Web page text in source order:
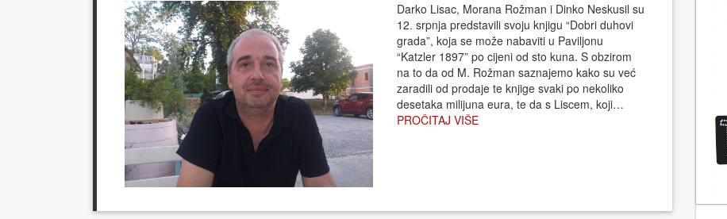
Darko Lisac, Morana Rožman i Dinko Neskusil su
12. srpnja predstavili svoju knjigu “Dobri duhovi
grada”, koja se može nabaviti u Paviljonu
“Katzler 1897” po cijeni od sto kuna. S obzirom
na to da od M. Rožman saznajemo kako su već
zaradili od prodaje te knjige svaki po nekoliko
desetaka milijuna eura, te da s Liscem, koji…
PROČITAJ VIŠE